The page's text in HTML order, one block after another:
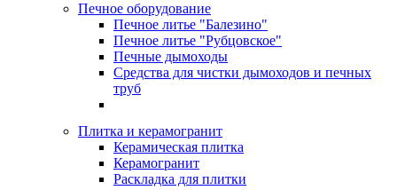
Печное оборудование
Печное литье "Балезино"
Печное литье "Рубцовское"
Печные дымоходы
Средства для чистки дымоходов и печных
труб
Плитка и керамогранит
Керамическая плитка
Керамогранит
Раскладка для плитки